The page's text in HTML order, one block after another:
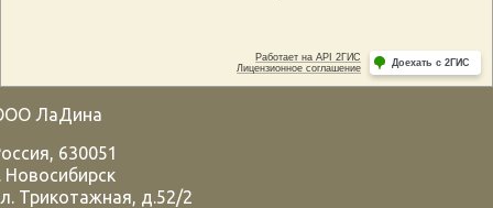
ЛаДина
, 630051
Новосибирск
Трикотажная, д.52/2